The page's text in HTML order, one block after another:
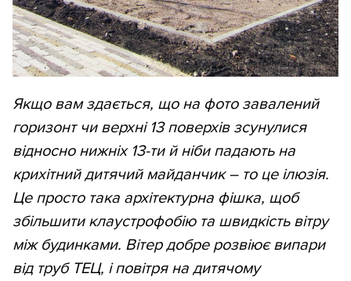
Якщо вам здається, що на фото завалений
горизонт чи верхні 13 поверхів зсунулися
відносно нижніх 13-ти й ніби падають на
крихітний дитячий майданчик – то це ілюзія.
Це просто така архітектурна фішка, щоб
збільшити клаустрофобію та швидкість вітру
між будинками. Вітер добре розвіює випари
від труб ТЕЦ, і повітря на дитячому